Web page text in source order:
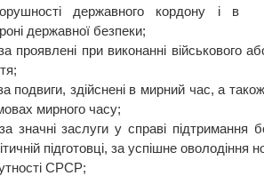
державного кордону і в
державної безпеки;
проявлені при виконанні військового
подвиги, здійснені в мирний час, а
мирного часу;
за значні заслуги у справі підтримання
підготовці, за успішне
СРСР;